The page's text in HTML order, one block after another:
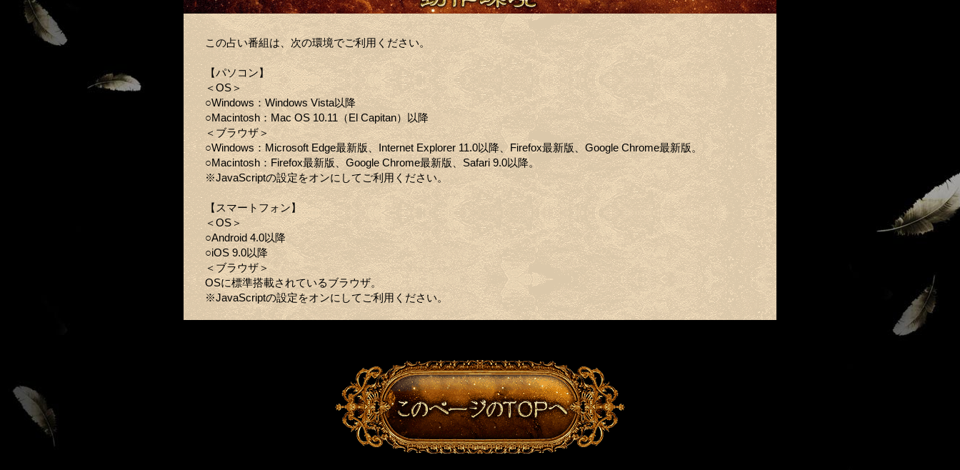
この占い番組は、次の環境でご利用ください。
【パソコン】
＜OS＞
○Windows：Windows Vista以降
○Macintosh：Mac OS 10.11（El Capitan）以降
＜ブラウザ＞
○Windows：Microsoft Edge最新版、Internet Explorer 11.0以降、Firefox最新版、Google Chrome最新版。
○Macintosh：Firefox最新版、Google Chrome最新版、Safari 9.0以降。
※JavaScriptの設定をオンにしてご利用ください。
【スマートフォン】
＜OS＞
○Android 4.0以降
○iOS 9.0以降
＜ブラウザ＞
OSに標準搭載されているブラウザ。
※JavaScriptの設定をオンにしてご利用ください。